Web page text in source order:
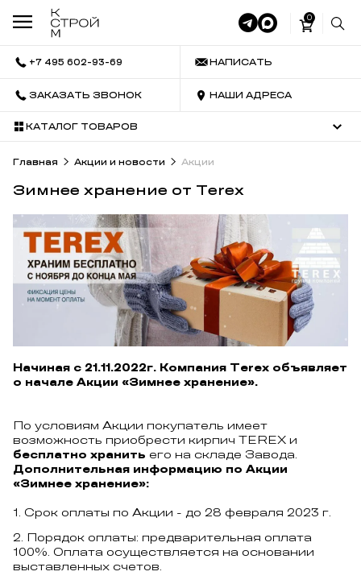
0
+7 495 602-93-69 НАПИСАТЬ
ЗАКАЗАТЬ ЗВОНОК НАШИ АДРЕСА
КАТАЛОГ ТОВАРОВ
Главная Акции и новости Акции
Зимнее хранение от Terex
Начиная с 21.11.2022г. Компания Terex объявляет
о начале Акции «Зимнее хранение».
По условиям Акции покупатель имеет
возможность приобрести кирпич TEREX и
бесплатно хранить его на складе Завода.
Дополнительная информацию по Акции
«Зимнее хранение»:
Срок оплаты по Акции - до 28 февраля 2023 г.
Порядок оплаты: предварительная оплата
100%. Оплата осуществляется на основании
выставленных счетов.